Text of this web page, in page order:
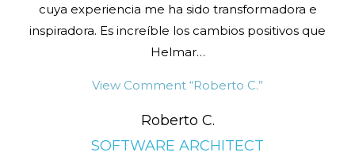
cuya experiencia me ha sido transformadora e
inspiradora. Es increíble los cambios positivos que
Helmar…
View Comment “Roberto C.”
Roberto C.
SOFTWARE ARCHITECT